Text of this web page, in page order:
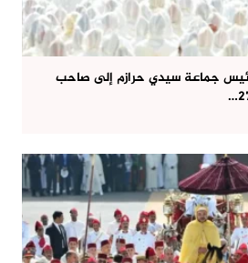
جماعة سيدي حرازم إلى صاحب